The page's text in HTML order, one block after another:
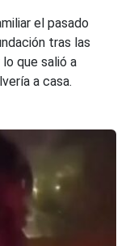
el pasado
tras las
que salió a
a casa.